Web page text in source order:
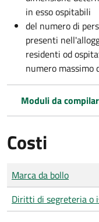
in esso ospitabili
del numero di
presenti
residenti od
numero massimo
Moduli da
Costi
Tipo di pagamento
Importo
Marca da bollo
Diritti di segreteria o